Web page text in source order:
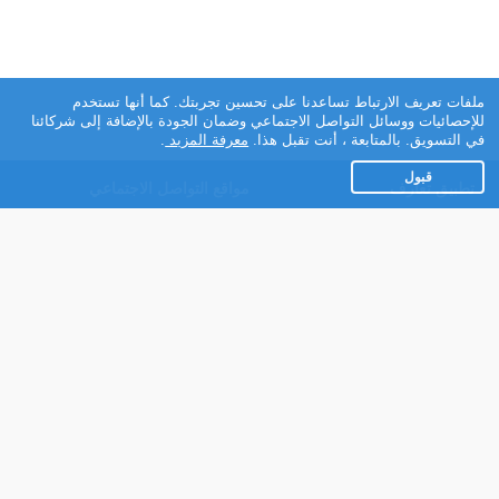
تطبيق تعارف
ملفات تعريف الارتباط تساعدنا على تحسين تجربتك. كما أنها تستخدم
للإحصائيات ووسائل التواصل الاجتماعي وضمان الجودة بالإضافة إلى شركائنا
في التسويق. بالمتابعة ، أنت تقبل هذا. معرفة المزيد .
قبول